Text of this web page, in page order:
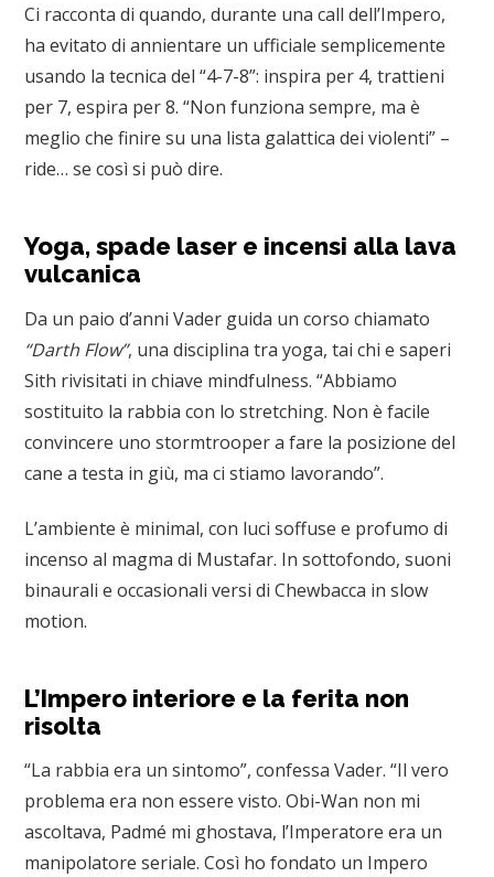
Ci racconta di quando, durante una call dell’Impero,
ha evitato di annientare un ufficiale semplicemente
usando la tecnica del “4-7-8”: inspira per 4, trattieni
per 7, espira per 8. “Non funziona sempre, ma è
meglio che finire su una lista galattica dei violenti” –
ride… se così si può dire.
Yoga, spade laser e incensi alla lava
vulcanica
Da un paio d’anni Vader guida un corso chiamato
“Darth Flow”, una disciplina tra yoga, tai chi e saperi
Sith rivisitati in chiave mindfulness. “Abbiamo
sostituito la rabbia con lo stretching. Non è facile
convincere uno stormtrooper a fare la posizione del
cane a testa in giù, ma ci stiamo lavorando”.
L’ambiente è minimal, con luci soffuse e profumo di
incenso al magma di Mustafar. In sottofondo, suoni
binaurali e occasionali versi di Chewbacca in slow
motion.
L’Impero interiore e la ferita non
risolta
“La rabbia era un sintomo”, confessa Vader. “Il vero
problema era non essere visto. Obi-Wan non mi
ascoltava, Padmé mi ghostava, l’Imperatore era un
manipolatore seriale. Così ho fondato un Impero